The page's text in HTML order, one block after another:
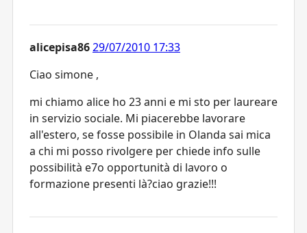
alicepisa8629/07/2010 17:33
Ciao simone ,
mi chiamo alice ho 23 anni e mi sto per laureare
in servizio sociale. Mi piacerebbe lavorare
all'estero, se fosse possibile in Olanda sai mica
a chi mi posso rivolgere per chiede info sulle
possibilità e7o opportunità di lavoro o
formazione presenti là?ciao grazie!!!